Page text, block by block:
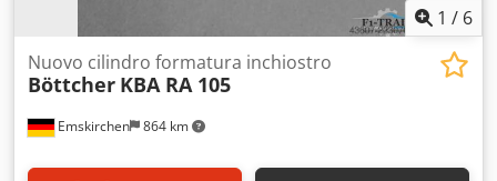
1 / 6
Emskirchen 864 km
Nuovo cilindro formatura inchiostro
Böttcher KBA RA 105